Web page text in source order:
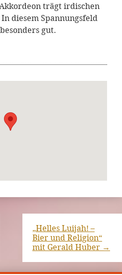
trägt irdischen
diesem Spannungsfeld
gut.
„Helles Luijah! –
Bier und Religion“
mit Gerald Huber →